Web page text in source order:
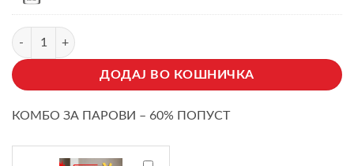
Basic Box - Машки Подарок количина
ДОДАЈ ВО КОШНИЧКА
КОМБО ЗА ПАРОВИ – 60% ПОПУСТ